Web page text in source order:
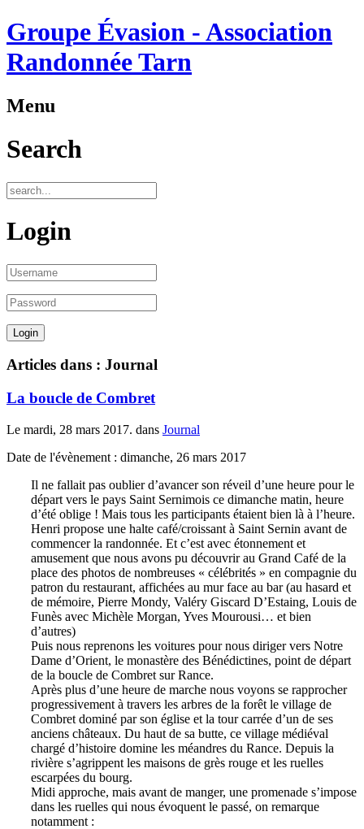
Groupe Évasion - Association
Randonnée Tarn
Menu
Search
Login
Articles dans : Journal
La boucle de Combret
Le mardi, 28 mars 2017. dans Journal
Date de l'évènement : dimanche, 26 mars 2017
Il ne fallait pas oublier d’avancer son réveil d’une heure pour le
départ vers le pays Saint Sernimois ce dimanche matin, heure
d’été oblige ! Mais tous les participants étaient bien là à l’heure.
Henri propose une halte café/croissant à Saint Sernin avant de
commencer la randonnée. Et c’est avec étonnement et
amusement que nous avons pu découvrir au Grand Café de la
place des photos de nombreuses « célébrités » en compagnie du
patron du restaurant, affichées au mur face au bar (au hasard et
de mémoire, Pierre Mondy, Valéry Giscard D’Estaing, Louis de
Funès avec Michèle Morgan, Yves Mourousi… et bien
d’autres)
Puis nous reprenons les voitures pour nous diriger vers Notre
Dame d’Orient, le monastère des Bénédictines, point de départ
de la boucle de Combret sur Rance.
Après plus d’une heure de marche nous voyons se rapprocher
progressivement à travers les arbres de la forêt le village de
Combret dominé par son église et la tour carrée d’un de ses
anciens châteaux. Du haut de sa butte, ce village médiéval
chargé d’histoire domine les méandres du Rance. Depuis la
rivière s’agrippent les maisons de grès rouge et les ruelles
escarpées du bourg.
Midi approche, mais avant de manger, une promenade s’impose
dans les ruelles qui nous évoquent le passé, on remarque
notamment :